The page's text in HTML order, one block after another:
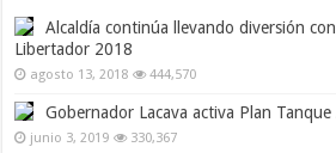
Alcaldía continúa llevando diversión
Libertador 2018
agosto 13, 2018 444,570
Gobernador Lacava activa Plan
junio 3, 2019 330,367